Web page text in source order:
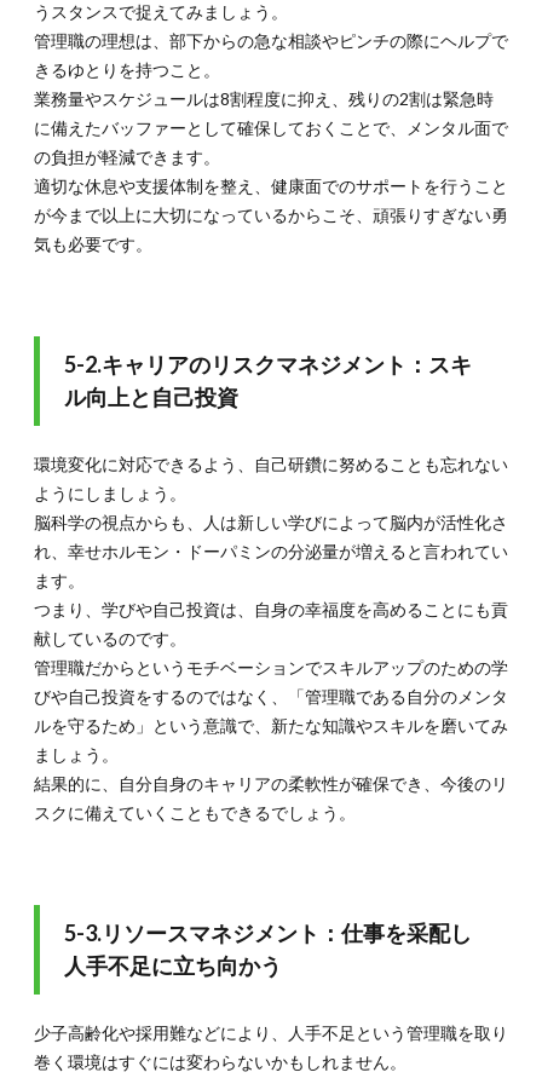
うスタンスで捉えてみましょう。
管理職の理想は、部下からの急な相談やピンチの際にヘルプで
きるゆとりを持つこと。
業務量やスケジュールは8割程度に抑え、残りの2割は緊急時
に備えたバッファーとして確保しておくことで、メンタル面で
の負担が軽減できます。
適切な休息や支援体制を整え、健康面でのサポートを行うこと
が今まで以上に大切になっているからこそ、頑張りすぎない勇
気も必要です。
5-2.キャリアのリスクマネジメント：スキ
ル向上と自己投資
環境変化に対応できるよう、自己研鑽に努めることも忘れない
ようにしましょう。
脳科学の視点からも、人は新しい学びによって脳内が活性化さ
れ、幸せホルモン・ドーパミンの分泌量が増えると言われてい
ます。
つまり、学びや自己投資は、自身の幸福度を高めることにも貢
献しているのです。
管理職だからというモチベーションでスキルアップのための学
びや自己投資をするのではなく、「管理職である自分のメンタ
ルを守るため」という意識で、新たな知識やスキルを磨いてみ
ましょう。
結果的に、自分自身のキャリアの柔軟性が確保でき、今後のリ
スクに備えていくこともできるでしょう。
5-3.リソースマネジメント：仕事を采配し
人手不足に立ち向かう
少子高齢化や採用難などにより、人手不足という管理職を取り
巻く環境はすぐには変わらないかもしれません。